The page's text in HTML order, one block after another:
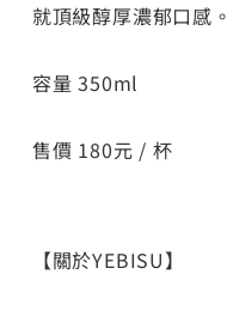
就頂級醇厚濃郁口感。
容量 350ml
售價 180元 / 杯
【關於YEBISU】